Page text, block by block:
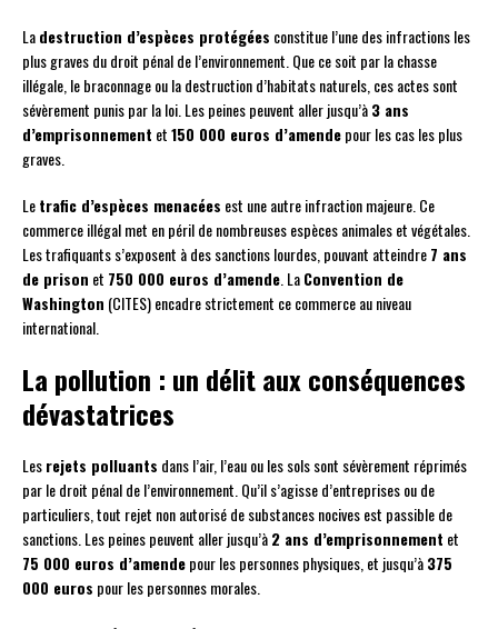
Ladestruction d’espèces protégées constitue l’une des infractions les
plus graves du droit pénal de l’environnement. Que ce soit par la chasse
illégale, le braconnage ou la destruction d’habitats naturels, ces actes sont
sévèrement punis par la loi. Les peines peuvent aller jusqu’à3 ans
d’emprisonnement et150 000 euros d’amendepour les cas les plus
graves.
Letrafic d’espèces menacées est une autre infraction majeure. Ce
commerce illégal met en péril de nombreuses espèces animales et végétales.
Les trafiquants s’exposent à des sanctions lourdes, pouvant atteindre7 ans
de prison et 750 000 euros d’amende. LaConvention de
Washington (CITES) encadre strictement ce commerce au niveau
international.
La pollution : un délit aux conséquences
dévastatrices
Lesrejets polluants dans l’air, l’eau ou les sols sont sévèrement réprimés
par le droit pénal de l’environnement. Qu’il s’agisse d’entreprises ou de
particuliers, tout rejet non autorisé de substances nocives est passible de
sanctions. Les peines peuvent aller jusqu’à2 ans d’emprisonnement et
75 000 euros d’amendepour les personnes physiques, et jusqu’à375
000 euros pour les personnes morales.